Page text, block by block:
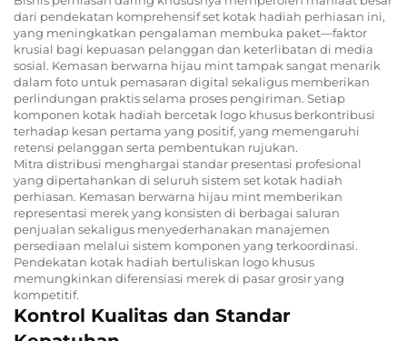
dari pendekatan komprehensif set kotak hadiah perhiasan ini,
yang meningkatkan pengalaman membuka paket—faktor
krusial bagi kepuasan pelanggan dan keterlibatan di media
sosial. Kemasan berwarna hijau mint tampak sangat menarik
dalam foto untuk pemasaran digital sekaligus memberikan
perlindungan praktis selama proses pengiriman. Setiap
komponen kotak hadiah bercetak logo khusus berkontribusi
terhadap kesan pertama yang positif, yang memengaruhi
retensi pelanggan serta pembentukan rujukan.
Mitra distribusi menghargai standar presentasi profesional
yang dipertahankan di seluruh sistem set kotak hadiah
perhiasan. Kemasan berwarna hijau mint memberikan
representasi merek yang konsisten di berbagai saluran
penjualan sekaligus menyederhanakan manajemen
persediaan melalui sistem komponen yang terkoordinasi.
Pendekatan kotak hadiah bertuliskan logo khusus
memungkinkan diferensiasi merek di pasar grosir yang
kompetitif.
Kontrol Kualitas dan Standar